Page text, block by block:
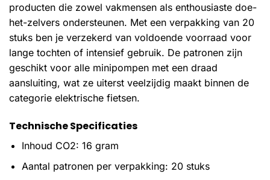
producten die zowel vakmensen als enthousiaste doe-
het-zelvers ondersteunen. Met een verpakking van 20
stuks ben je verzekerd van voldoende voorraad voor
lange tochten of intensief gebruik. De patronen zijn
geschikt voor alle minipompen met een draad
aansluiting, wat ze uiterst veelzijdig maakt binnen de
categorie elektrische fietsen.
Technische Specificaties
Inhoud CO2: 16 gram
Aantal patronen per verpakking: 20 stuks